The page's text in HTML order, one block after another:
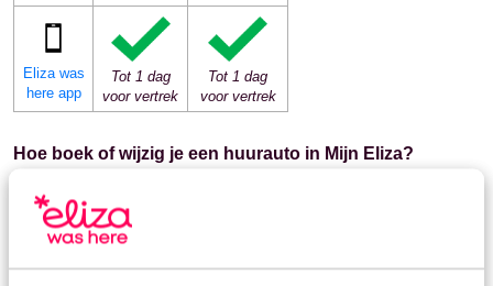
Eliza was
here app
Tot 1 dag
voor vertrek
Tot 1 dag
voor vertrek
Hoe boek of wijzig je een huurauto in Mijn Eliza?
2. Klik in het boekingsoverzicht aan de rechterkant op de
knop 'Boek overige extra's'